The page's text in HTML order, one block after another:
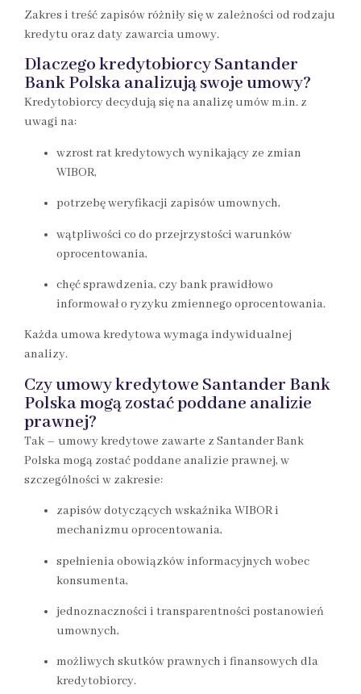
Zakres i treść zapisów różniły się w zależności od rodzaju
kredytu oraz daty zawarcia umowy.
Dlaczego kredytobiorcy Santander
Bank Polska analizują swoje umowy?
Kredytobiorcy decydują się na analizę umów m.in. z
uwagi na:
wzrost rat kredytowych wynikający ze zmian
WIBOR,
potrzebę weryfikacji zapisów umownych,
wątpliwości co do przejrzystości warunków
oprocentowania,
chęć sprawdzenia, czy bank prawidłowo
informował o ryzyku zmiennego oprocentowania.
Każda umowa kredytowa wymaga indywidualnej
analizy.
Czy umowy kredytowe Santander Bank
Polska mogą zostać poddane analizie
prawnej?
Tak – umowy kredytowe zawarte z Santander Bank
Polska mogą zostać poddane analizie prawnej, w
szczególności w zakresie:
zapisów dotyczących wskaźnika WIBOR i
mechanizmu oprocentowania,
spełnienia obowiązków informacyjnych wobec
konsumenta,
jednoznaczności i transparentności postanowień
umownych,
możliwych skutków prawnych i finansowych dla
kredytobiorcy.